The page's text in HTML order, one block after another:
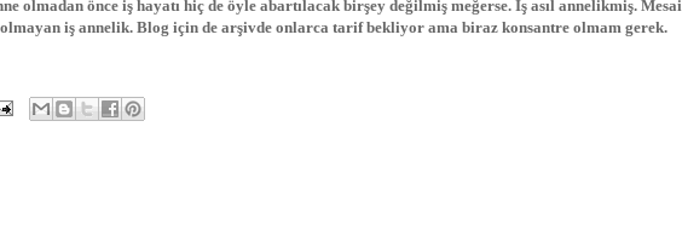
olmadan önce iş hayatı hiç de öyle abartılacak birşey değilmiş meğerse. İş asıl annelikmiş. Mesai
iş annelik. Blog için de arşivde onlarca tarif bekliyor ama biraz konsantre olmam gerek.